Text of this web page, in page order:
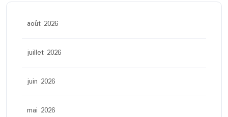
août 2026
juillet 2026
juin 2026
mai 2026